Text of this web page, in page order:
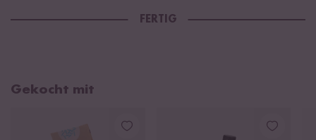
FERTIG
Gekocht mit